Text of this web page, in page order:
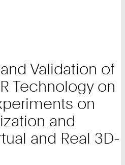
Validation of
Technology on
on
and
and Real 3D-